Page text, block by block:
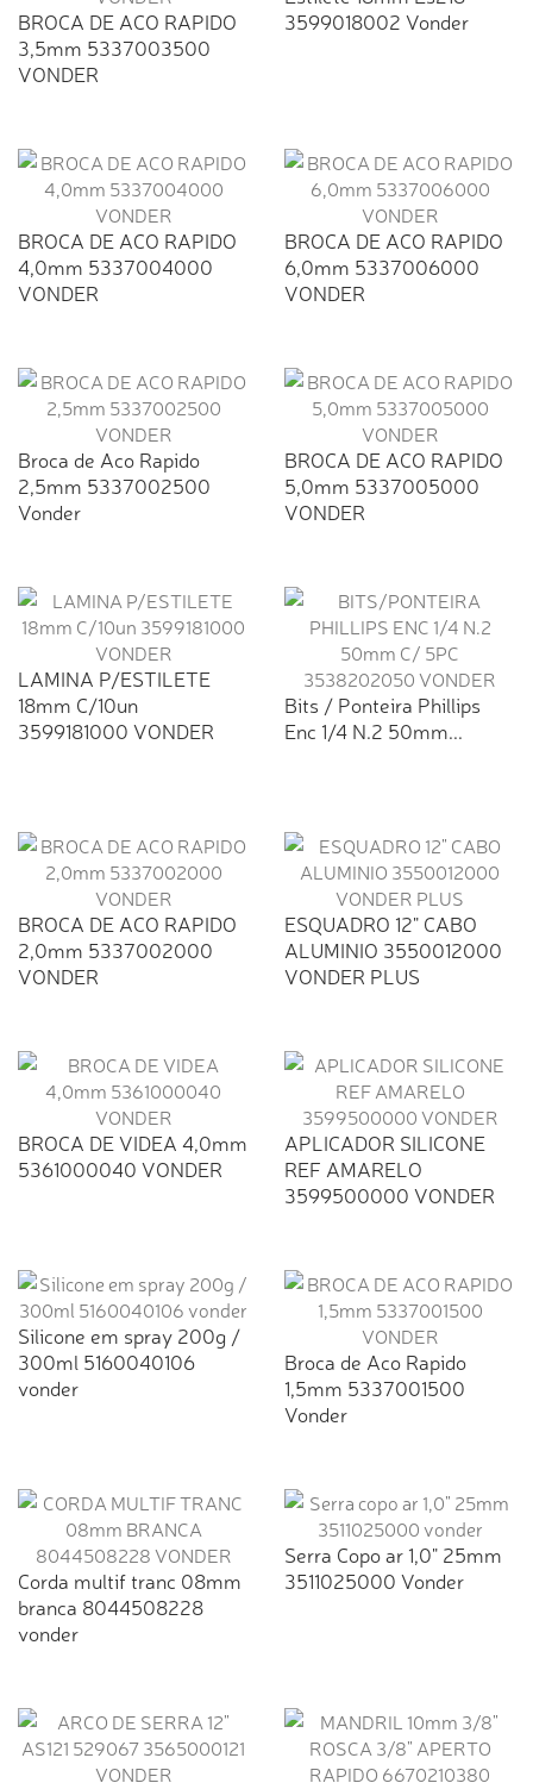
BROCA DE ACO RAPIDO
3,5mm 5337003500
VONDER
3599018002 Vonder
BROCA DE ACO RAPIDO
4,0mm 5337004000
VONDER
BROCA DE ACO RAPIDO
6,0mm 5337006000
VONDER
Broca de Aco Rapido
2,5mm 5337002500
Vonder
BROCA DE ACO RAPIDO
5,0mm 5337005000
VONDER
LAMINA P/ESTILETE
18mm C/10un
3599181000 VONDER
Bits / Ponteira Phillips
Enc 1/4 N.2 50mm...
BROCA DE ACO RAPIDO
2,0mm 5337002000
VONDER
ESQUADRO 12" CABO
ALUMINIO 3550012000
VONDER PLUS
BROCA DE VIDEA 4,0mm
5361000040 VONDER
APLICADOR SILICONE
REF AMARELO
3599500000 VONDER
Silicone em spray 200g /
300ml 5160040106
vonder
Broca de Aco Rapido
1,5mm 5337001500
Vonder
Corda multif tranc 08mm
branca 8044508228
vonder
Serra Copo ar 1,0" 25mm
3511025000 Vonder